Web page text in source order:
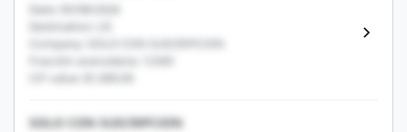
Date: 05/08/2026
Destination: US
Company: SOLO CON SUSCRIPCION
Fracción arancelaria: 12345
CIF value: $1,000.00
SOLO CON SUSCRIPCION